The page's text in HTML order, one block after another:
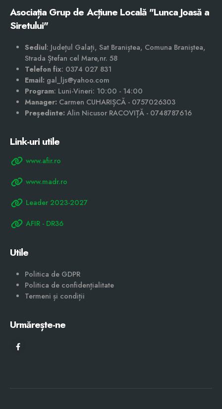
Asociația Grup de Acțiune Locală "Lunca Joasă a
Siretului"
Sediul: Județul Galați, Sat Braniștea, Comuna Braniștea,
Strada Ștefan cel Mare,nr. 58
Telefon fix: 0374 027 831
Email: gal_ljs@yahoo.com
Program: Luni-Vineri: 10:00 - 14:00
Manager: Carmen CUHARIȘCĂ - 0757026303
Președinte: Alin Nicusor RACOVIȚĂ - 0748787616
Link-uri utile
www.afir.ro
www.madr.ro
Leader 2023-2027
AFIR - DR36
Utile
Politica de GDPR
Politica de confidențialitate
Termeni și condiții
Urmărește-ne